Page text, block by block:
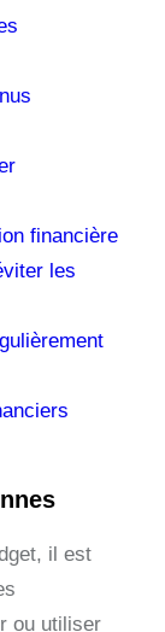
financière
les
il est
ou utiliser